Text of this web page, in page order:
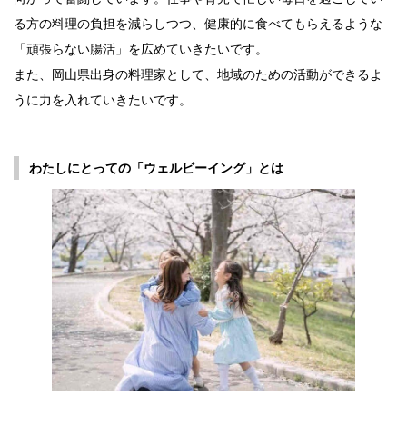
る方の料理の負担を減らしつつ、健康的に食べてもらえるような
「頑張らない腸活」を広めていきたいです。
また、岡山県出身の料理家として、地域のための活動ができるよ
うに力を入れていきたいです。
わたしにとっての「ウェルビーイング」とは